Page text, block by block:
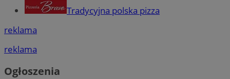
Tradycyjna polska pizza
reklama
reklama
Ogłoszenia